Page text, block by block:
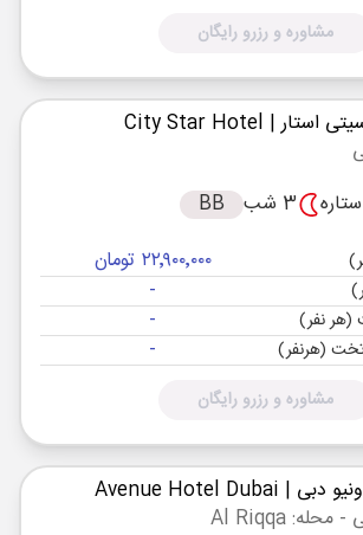
مشاوره و رزرو رایگان
استار| City Star Hotel
3 شب BB
۲۲٬۹۰۰٬۰۰۰ تومان
-
نفر) -
(هرنفر) -
مشاوره و رزرو رایگان
دبی | Avenue Hotel Dubai
- محله: Al Riqqa